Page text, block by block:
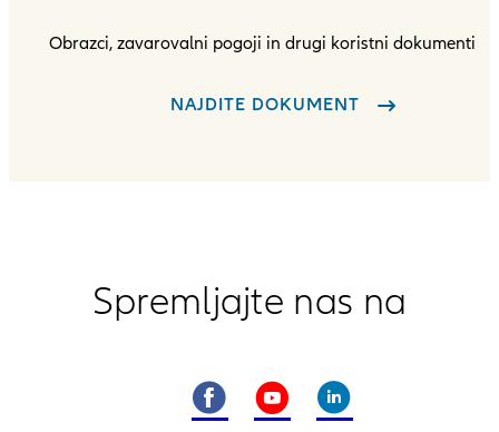
Obrazci, zavarovalni pogoji in drugi koristni dokumenti
NAJDITE DOKUMENT
Spremljajte nas na